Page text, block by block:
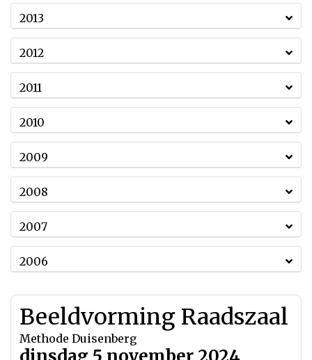
2013
2012
2011
2010
2009
2008
2007
2006
Beeldvorming Raadszaal
Methode Duisenberg